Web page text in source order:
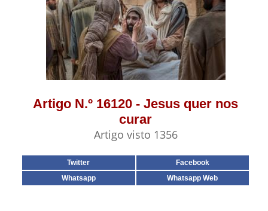
Artigo N.º 16120 - Jesus quer nos
curar
Artigo visto 1356
Twitter
Facebook
Whatsapp
Whatsapp Web